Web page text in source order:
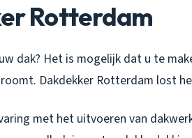
Rotterdam
dak? Het is mogelijk dat u te
Dakdekker Rotterdam lost
met het uitvoeren van